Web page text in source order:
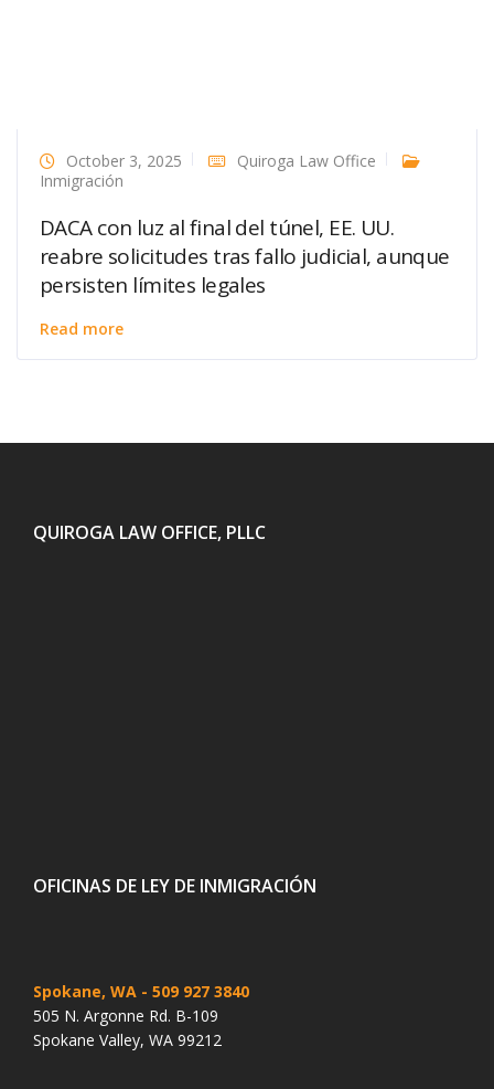
October 3, 2025
Quiroga Law Office
Inmigración
DACA con luz al final del túnel, EE. UU.
reabre solicitudes tras fallo judicial, aunque
persisten límites legales
Read more
QUIROGA LAW OFFICE, PLLC
OFICINAS DE LEY DE INMIGRACIÓN
Spokane, WA - 509 927 3840
505 N. Argonne Rd. B-109
Spokane Valley, WA 99212